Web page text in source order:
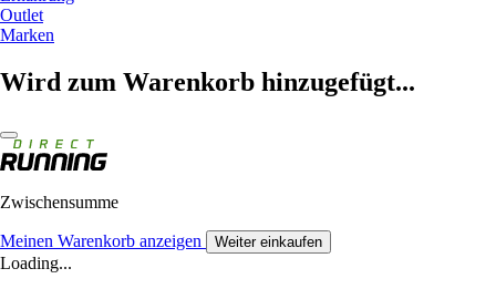
Outlet
Marken
Wird zum Warenkorb hinzugefügt...
Zwischensumme
Meinen Warenkorb anzeigen Weiter einkaufen
Loading...